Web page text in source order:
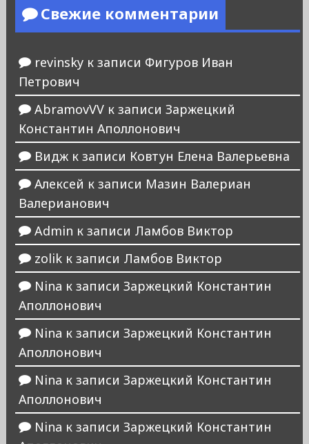
Свежие комментарии
revinskyк записи Фигуров Иван
Петрович
AbramovVVк записи Заржецкий
Константин Аполлонович
Виджк записи Ковтун Елена Валерьевна
Алексей к записи Мазин Валериан
Валерианович
Admin к записи Ламбов Виктор
zolikк записи Ламбов Виктор
Nina к записи Заржецкий Константин
Аполлонович
Nina к записи Заржецкий Константин
Аполлонович
Nina к записи Заржецкий Константин
Аполлонович
Nina к записи Заржецкий Константин